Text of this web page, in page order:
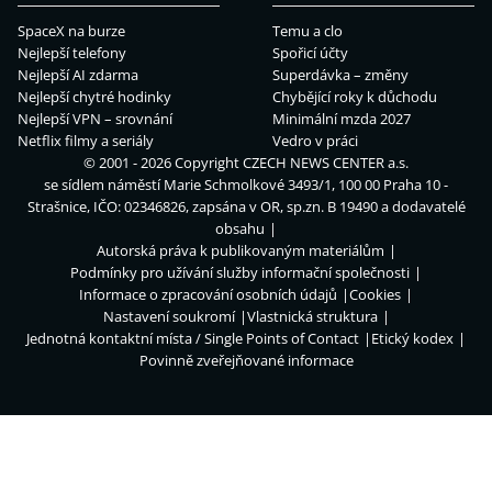
SpaceX na burze
Nejlepší telefony
Nejlepší AI zdarma
Nejlepší chytré hodinky
Nejlepší VPN – srovnání
Netflix filmy a seriály
Temu a clo
Spořicí účty
Superdávka – změny
Chybějící roky k důchodu
Minimální mzda 2027
Vedro v práci
© 2001 - 2026 CopyrightCZECH NEWS CENTER a.s.
se sídlem náměstí Marie Schmolkové 3493/1, 100 00 Praha 10 -
Strašnice, IČO: 02346826, zapsána v OR, sp.zn. B 19490 a dodavatelé
obsahu
Autorská práva k publikovaným materiálům
Podmínky pro užívání služby informační společnosti
Informace o zpracování osobních údajů
Cookies
Nastavení soukromí
Vlastnická struktura
Jednotná kontaktní místa / Single Points of Contact
Etický kodex
Povinně zveřejňované informace